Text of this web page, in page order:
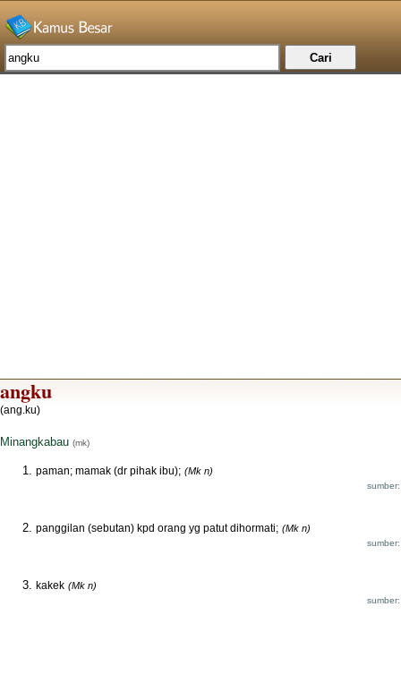
angku
(ang.ku)
Minangkabau (mk)
paman; mamak (dr pihak ibu); (Mk n)
panggilan (sebutan) kpd orang yg patut dihormati; (Mk n)
kakek (Mk n)